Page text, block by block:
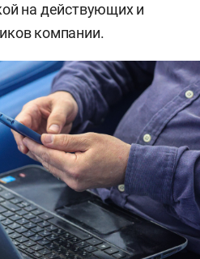
на действующих и
компании.